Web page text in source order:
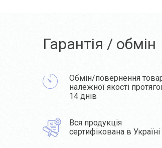
Гарантія / обмін
Обмін/повернення
належної якості
14 днів
Вся продукція
сертифікована в Україні